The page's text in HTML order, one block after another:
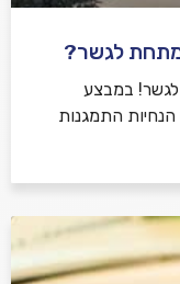
לגשר?
במבצע
שהחל ב-28.2.2026 יש הנחיות התמגנות